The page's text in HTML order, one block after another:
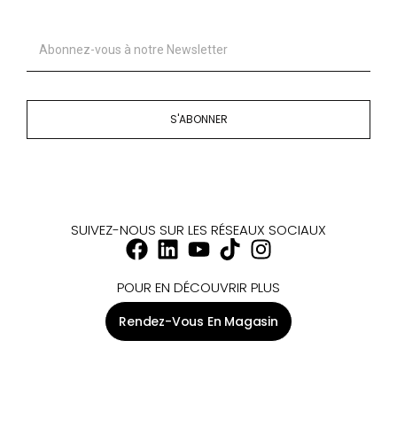
S'ABONNER
SUIVEZ-NOUS SUR LES RÉSEAUX SOCIAUX
POUR EN DÉCOUVRIR PLUS
Rendez-Vous En Magasin